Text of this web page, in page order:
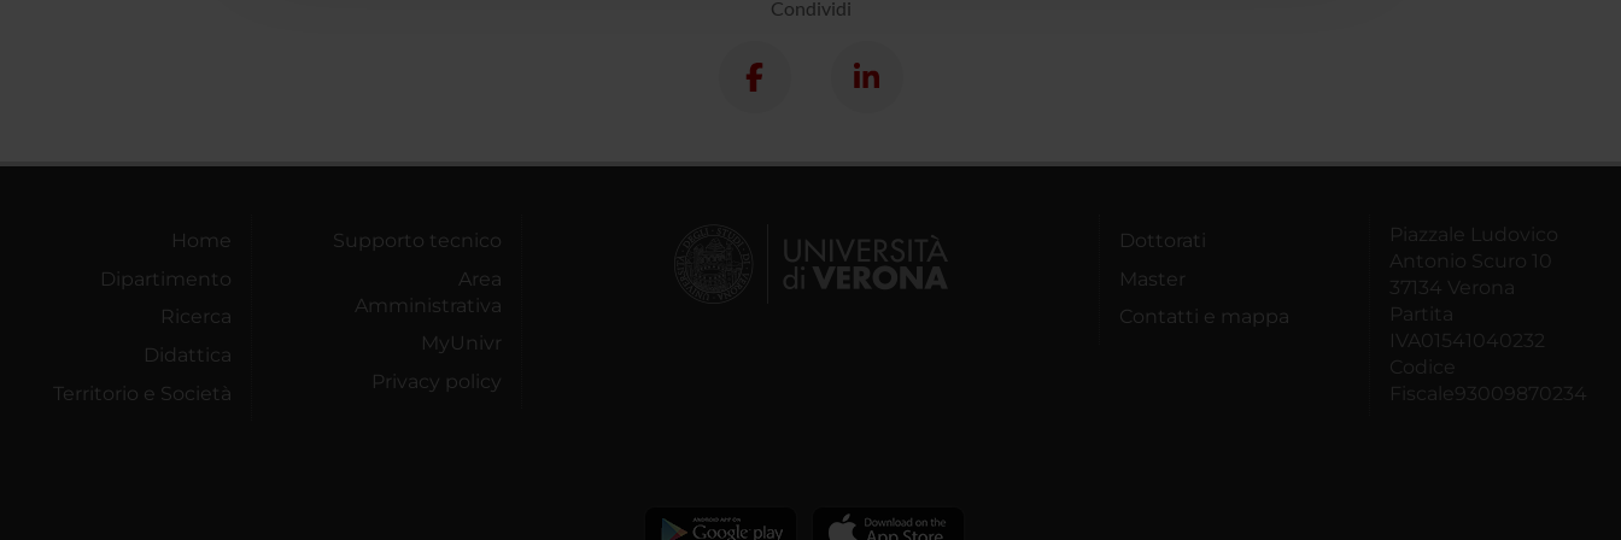
Condividi
Home
Dipartimento
Ricerca
Didattica
Territorio e Società
Supporto tecnico
Area
Amministrativa
MyUnivr
Privacy policy
Dottorati
Master
Contatti e mappa
Piazzale Ludovico
Antonio Scuro 10
37134 Verona
Partita
IVA01541040232
Codice
Fiscale93009870234